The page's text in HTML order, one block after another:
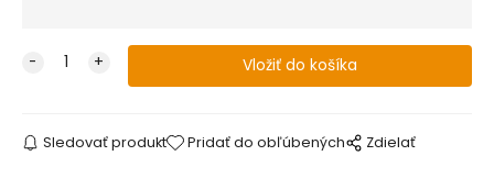
Sledovať produkt Pridať do obľúbených Zdielať